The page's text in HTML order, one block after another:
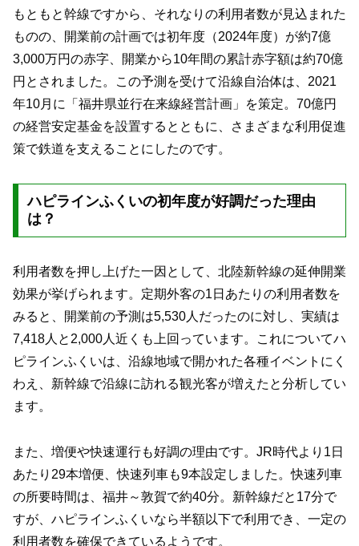
もともと幹線ですから、それなりの利用者数が見込まれた
ものの、開業前の計画では初年度（2024年度）が約7億
3,000万円の赤字、開業から10年間の累計赤字額は約70億
円とされました。この予測を受けて沿線自治体は、2021
年10月に「福井県並行在来線経営計画」を策定。70億円
の経営安定基金を設置するとともに、さまざまな利用促進
策で鉄道を支えることにしたのです。
ハピラインふくいの初年度が好調だった理由
は？
利用者数を押し上げた一因として、北陸新幹線の延伸開業
効果が挙げられます。定期外客の1日あたりの利用者数を
みると、開業前の予測は5,530人だったのに対し、実績は
7,418人と2,000人近くも上回っています。これについてハ
ピラインふくいは、沿線地域で開かれた各種イベントにく
わえ、新幹線で沿線に訪れる観光客が増えたと分析してい
ます。
また、増便や快速運行も好調の理由です。JR時代より1日
あたり29本増便、快速列車も9本設定しました。快速列車
の所要時間は、福井～敦賀で約40分。新幹線だと17分で
すが、ハピラインふくいなら半額以下で利用でき、一定の
利用者数を確保できているようです。